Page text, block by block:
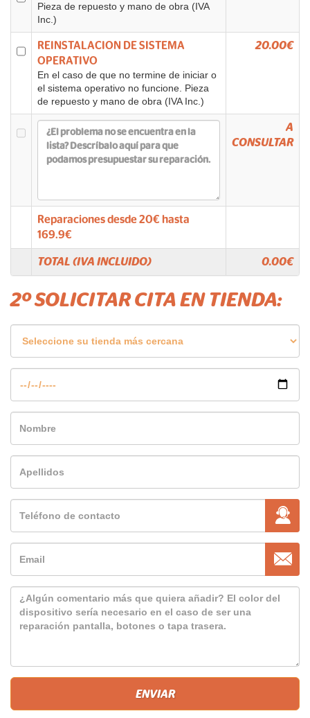
Pieza de repuesto y mano de obra (IVA
Inc.)
REINSTALACION DE SISTEMA
OPERATIVO
En el caso de que no termine de iniciar o
el sistema operativo no funcione. Pieza
de repuesto y mano de obra (IVA Inc.)
20.00€
A
CONSULTAR
Reparaciones desde20€ hasta
169.9€
TOTAL (IVA INCLUIDO) 0.00€
2º SOLICITAR CITA EN TIENDA: